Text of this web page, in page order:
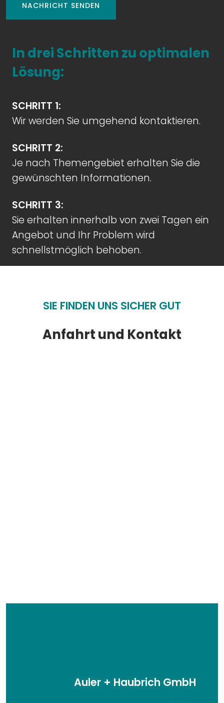
NACHRICHT SENDEN
In drei Schritten zu optimalen
Lösung:
SCHRITT 1:
Wir werden Sie umgehend kontaktieren.
SCHRITT 2:
Je nach Themengebiet erhalten Sie die
gewünschten Informationen.
SCHRITT 3:
Sie erhalten innerhalb von zwei Tagen ein
Angebot und Ihr Problem wird
schnellstmöglich behoben.
SIE FINDEN UNS SICHER GUT
Anfahrt und Kontakt
Auler + Haubrich GmbH